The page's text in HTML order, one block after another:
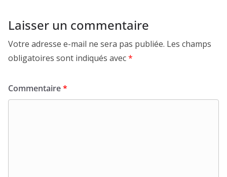
Laisser un commentaire
Votre adresse e-mail ne sera pas publiée. Les champs
obligatoires sont indiqués avec*
Commentaire*